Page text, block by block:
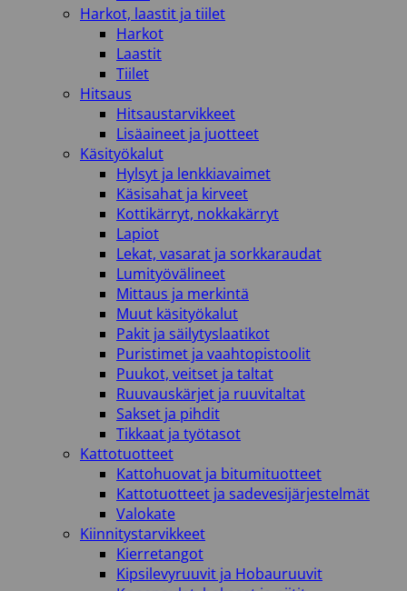
Harkot, laastit ja tiilet
Harkot
Laastit
Tiilet
Hitsaus
Hitsaustarvikkeet
Lisäaineet ja juotteet
Käsityökalut
Hylsyt ja lenkkiavaimet
Käsisahat ja kirveet
Kottikärryt, nokkakärryt
Lapiot
Lekat, vasarat ja sorkkaraudat
Lumityövälineet
Mittaus ja merkintä
Muut käsityökalut
Pakit ja säilytyslaatikot
Puristimet ja vaahtopistoolit
Puukot, veitset ja taltat
Ruuvauskärjet ja ruuvitaltat
Sakset ja pihdit
Tikkaat ja työtasot
Kattotuotteet
Kattohuovat ja bitumituotteet
Kattotuotteet ja sadevesijärjestelmät
Valokate
Kiinnitystarvikkeet
Kierretangot
Kipsilevyruuvit ja Hobauruuvit